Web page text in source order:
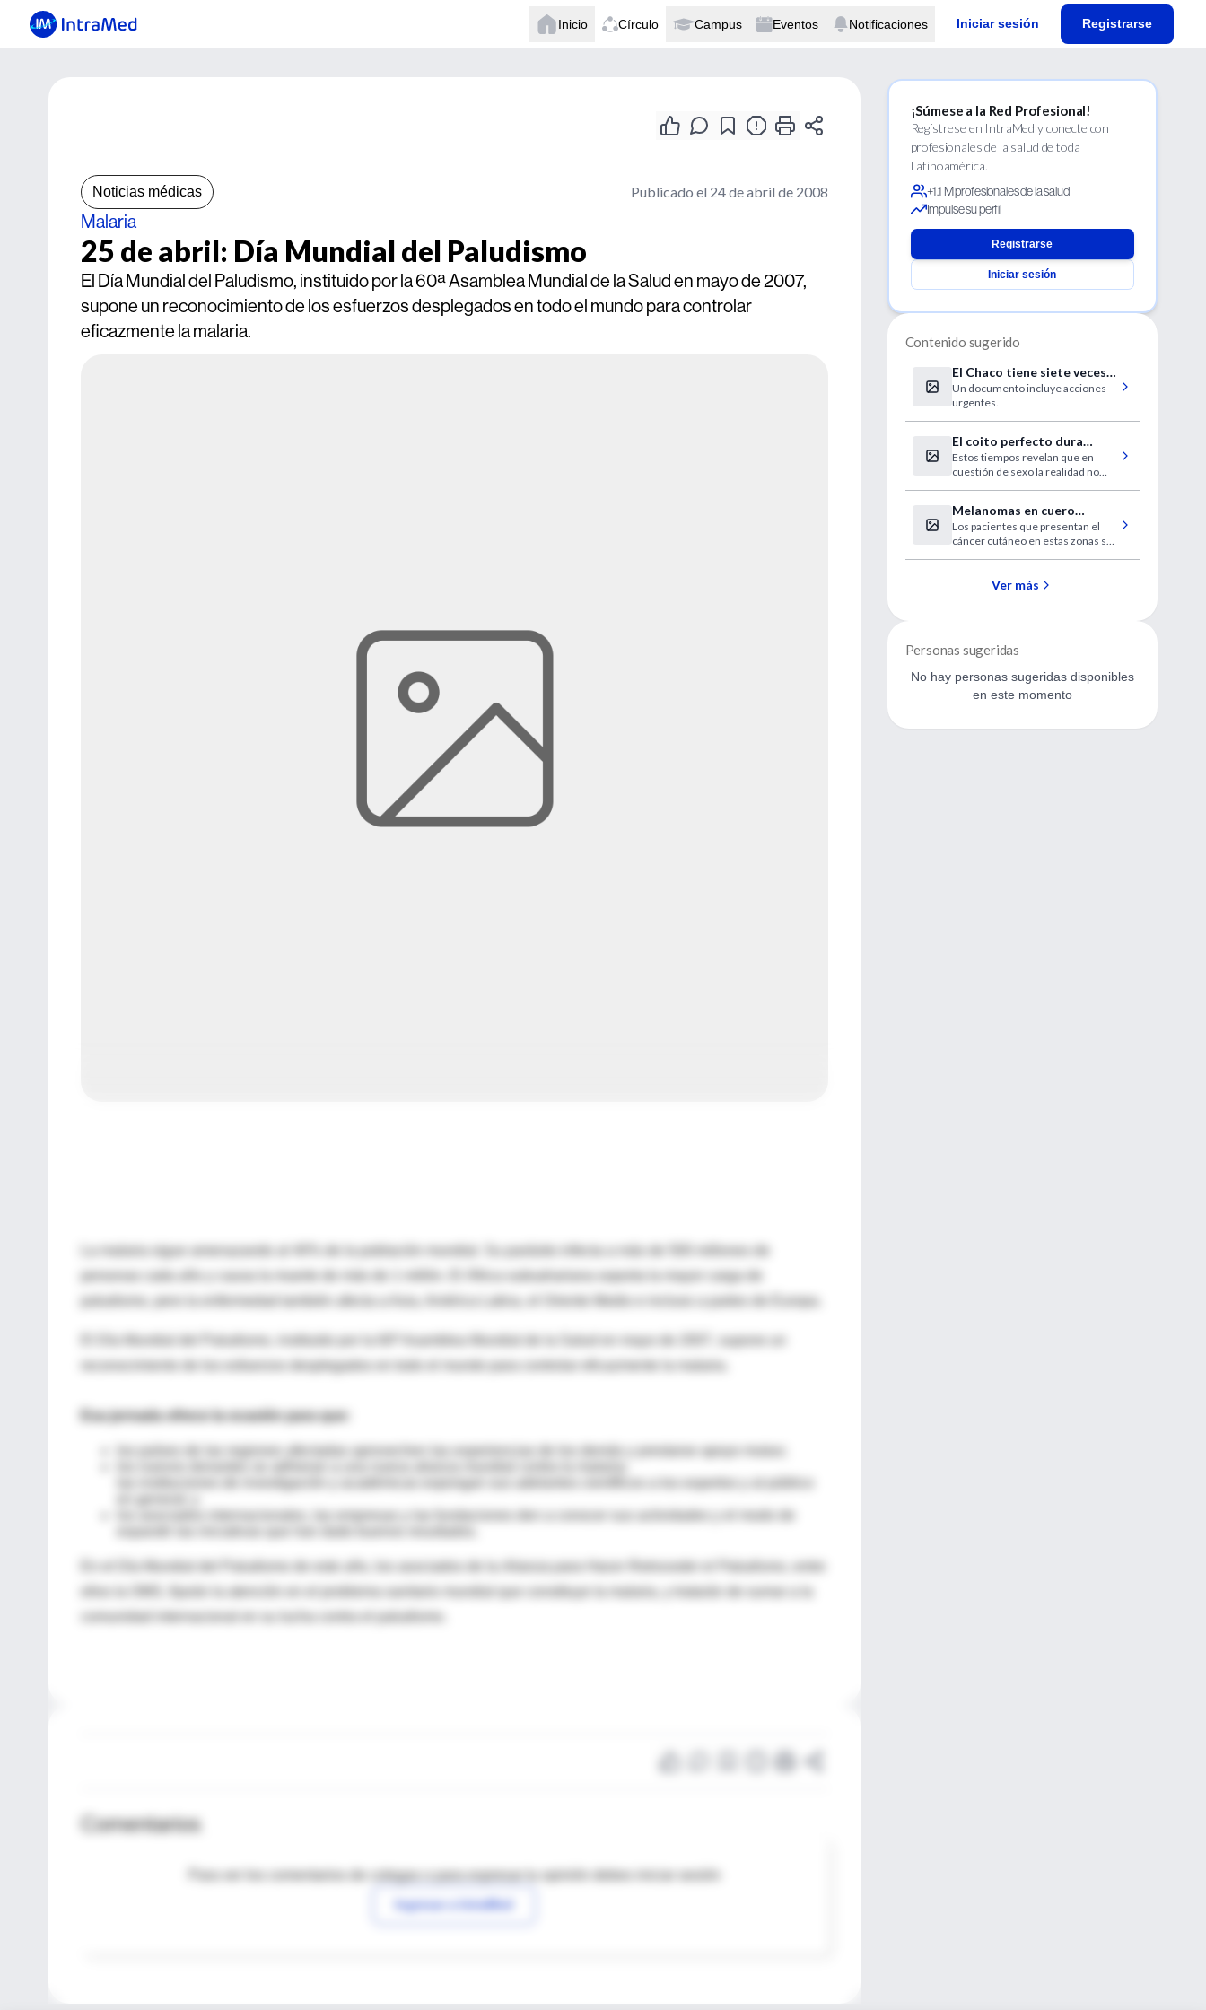
Inicio Círculo Campus Eventos Notificaciones Iniciar sesión Registrarse
Noticias médicas Publicado el 24 de abril de 2008
Malaria
25 de abril: Día Mundial del Paludismo
El Día Mundial del Paludismo, instituido por la 60ª Asamblea Mundial de la Salud en mayo de 2007,
supone un reconocimiento de los esfuerzos desplegados en todo el mundo para controlar
eficazmente la malaria.
La malaria sigue amenazando al 40% de la población mundial. Su parásito infecta a más de 500 millones de
personas cada año y causa la muerte de más de 1 millón. El África subsahariana soporta la mayor carga de
paludismo, pero la enfermedad también afecta a Asia, América Latina, el Oriente Medio e incluso a partes de Europa.
El Día Mundial del Paludismo, instituido por la 60ª Asamblea Mundial de la Salud en mayo de 2007, supone un
reconocimiento de los esfuerzos desplegados en todo el mundo para controlar eficazmente la malaria.
Esa jornada ofrece la ocasión para que:
los países de las regiones afectadas aprovechen las experiencias de los demás y prestarse apoyo mutuo;
los asociados internacionales, las empresas y las fundaciones den a conocer sus actividades y el modo de
Comentarios
Para ver los comentarios de colegas o para expresar tu opinión debes iniciar sesión
Ingresar a IntraMed
¡Súmese a la Red Profesional!
Regístrese en IntraMed y conecte con
profesionales de la salud de toda
Latinoamérica.
+1.1 M profesionales de la salud
Impulse su perfil
Registrarse
Iniciar sesión
Contenido sugerido
El Chaco tiene siete veces
más Chagas
Un documento incluye acciones
urgentes.
El coito perfecto dura
entre 7 y 13 minutos
Estos tiempos revelan que en
cuestión de sexo la realidad no
Melanomas en cuero
cabelludo y cuello más
letales
Los pacientes que presentan el
cáncer cutáneo en estas zonas se
en los brazos, piernas o tronco.
Ver más
Personas sugeridas
No hay personas sugeridas disponibles
en este momento